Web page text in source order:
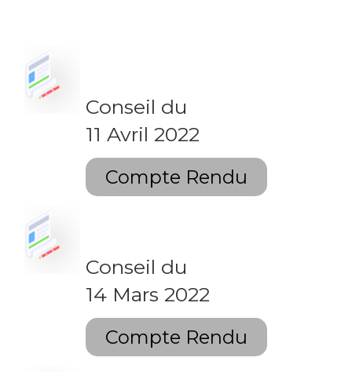
Conseil du
11 Avril 2022
Compte Rendu
Conseil du
14 Mars 2022
Compte Rendu